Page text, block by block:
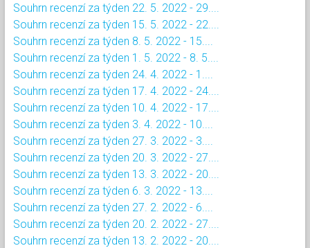
Souhrn recenzí za týden 22. 5. 2022 - 29....
Souhrn recenzí za týden 15. 5. 2022 - 22....
Souhrn recenzí za týden 8. 5. 2022 - 15....
Souhrn recenzí za týden 1. 5. 2022 - 8. 5....
Souhrn recenzí za týden 24. 4. 2022 - 1....
Souhrn recenzí za týden 17. 4. 2022 - 24....
Souhrn recenzí za týden 10. 4. 2022 - 17....
Souhrn recenzí za týden 3. 4. 2022 - 10....
Souhrn recenzí za týden 27. 3. 2022 - 3....
Souhrn recenzí za týden 20. 3. 2022 - 27....
Souhrn recenzí za týden 13. 3. 2022 - 20....
Souhrn recenzí za týden 6. 3. 2022 - 13....
Souhrn recenzí za týden 27. 2. 2022 - 6....
Souhrn recenzí za týden 20. 2. 2022 - 27....
Souhrn recenzí za týden 13. 2. 2022 - 20....